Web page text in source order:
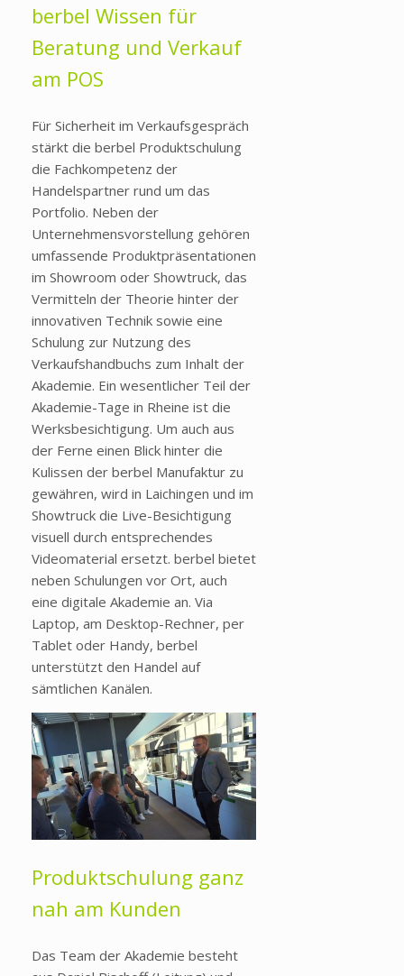
berbel Wissen für
Beratung und Verkauf
am POS
Für Sicherheit im Verkaufsgespräch
stärkt die berbel Produktschulung
die Fachkompetenz der
Handelspartner rund um das
Portfolio. Neben der
Unternehmensvorstellung gehören
umfassende Produktpräsentationen
im Showroom oder Showtruck, das
Vermitteln der Theorie hinter der
innovativen Technik sowie eine
Schulung zur Nutzung des
Verkaufshandbuchs zum Inhalt der
Akademie. Ein wesentlicher Teil der
Akademie-Tage in Rheine ist die
Werksbesichtigung. Um auch aus
der Ferne einen Blick hinter die
Kulissen der berbel Manufaktur zu
gewähren, wird in Laichingen und im
Showtruck die Live-Besichtigung
visuell durch entsprechendes
Videomaterial ersetzt. berbel bietet
neben Schulungen vor Ort, auch
eine digitale Akademie an. Via
Laptop, am Desktop-Rechner, per
Tablet oder Handy, berbel
unterstützt den Handel auf
sämtlichen Kanälen.
Produktschulung ganz
nah am Kunden
Das Team der Akademie besteht